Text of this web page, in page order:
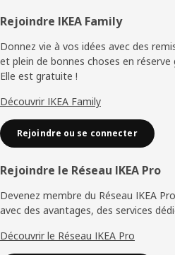
Pied
de
page
Rejoindre IKEA Family
Donnez vie à vos idées avec des
et plein de bonnes choses en réserve
Elle est gratuite !
Découvrir IKEA Family
Rejoindre ou se connecter
Rejoindre le Réseau IKEA Pro
Devenez membre du Réseau IKEA
avec des avantages, des services
Découvrir le Réseau IKEA Pro